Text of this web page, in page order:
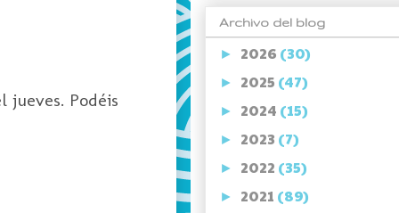
Podéis
Archivo del blog
► 2026 (30)
► 2025 (47)
► 2024 (15)
► 2023 (7)
► 2022 (35)
► 2021 (89)